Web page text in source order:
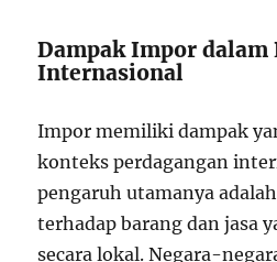
Dampak Impor dalam
Internasional
Impor memiliki dampak
konteks perdagangan
pengaruh utamanya
terhadap barang dan jasa
secara lokal. Negara-